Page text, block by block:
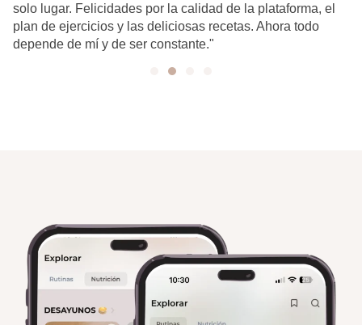
solo lugar. Felicidades por la calidad de la plataforma, el
plan de ejercicios y las deliciosas recetas. Ahora todo
depende de mí y de ser constante."